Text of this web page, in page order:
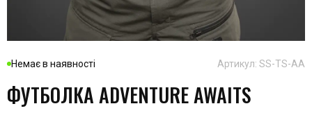
Немає в наявності Артикул: SS-TS-AA
ФУТБОЛКА ADVENTURE AWAITS